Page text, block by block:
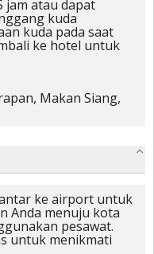
jam atau dapat
kuda
kuda pada saat
ke hotel untuk
Makan Siang,
ke airport untuk
Anda menuju kota
pesawat.
untuk menikmati